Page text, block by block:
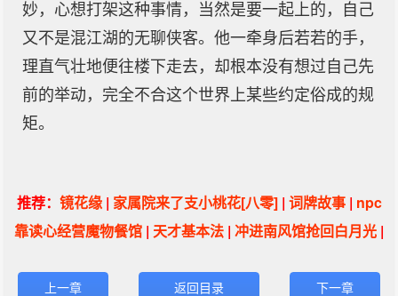
妙，心想打架这种事情，当然是要一起上的，自己
又不是混江湖的无聊侠客。他一牵身后若若的手，
理直气壮地便往楼下走去，却根本没有想过自己先
前的举动，完全不合这个世界上某些约定俗成的规
矩。
推荐： 镜花缘| 家属院来了支小桃花[八零]| 词牌故事| npc
靠读心经营魔物餐馆 | 天才基本法 | 冲进南风馆抢回白月光 |
上一章 返回目录 下一章